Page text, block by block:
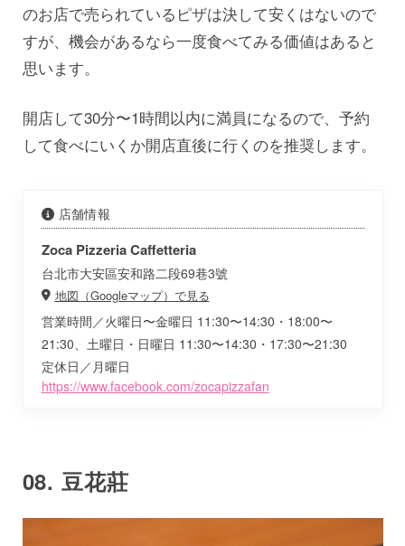
のお店で売られているピザは決して安くはないので
すが、機会があるなら一度食べてみる価値はあると
思います。
開店して30分〜1時間以内に満員になるので、予約
して食べにいくか開店直後に行くのを推奨します。
店舗情報
Zoca Pizzeria Caffetteria
台北市大安區安和路二段69巷3號
地図（Googleマップ）で見る
営業時間／火曜日〜金曜日 11:30〜14:30・18:00〜
21:30、土曜日・日曜日 11:30〜14:30・17:30〜21:30
定休日／月曜日
https://www.facebook.com/zocapizzafan
08. 豆花莊